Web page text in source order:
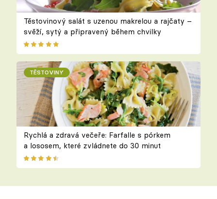
Těstovinový salát s uzenou makrelou a rajčaty –
svěží, sytý a připravený během chvilky
TĚSTOVINY
Rychlá a zdravá večeře: Farfalle s pórkem
a lososem, které zvládnete do 30 minut